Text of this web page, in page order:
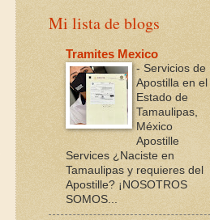
Mi lista de blogs
Tramites Mexico
- Servicios de
Apostilla en el
Estado de
Tamaulipas,
México
Apostille
Services ¿Naciste en
Tamaulipas y requieres del
Apostille? ¡NOSOTROS
SOMOS...